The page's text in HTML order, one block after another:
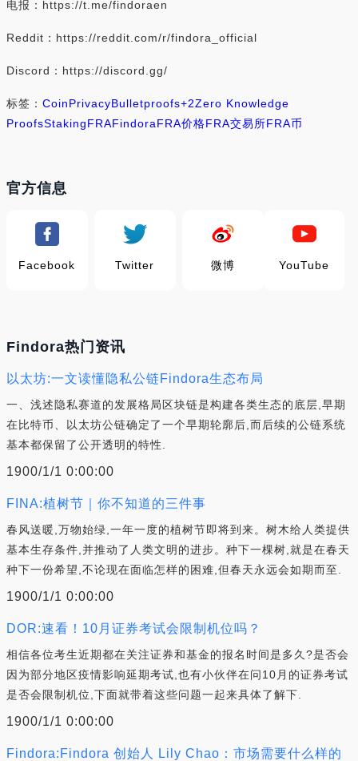
电报：https://t.me/findoraen
Reddit：https://reddit.com/r/findora_official
Discord：https://discord.gg/
标签： CoinPrivacyBulletproofs+2Zero Knowledge
ProofsStakingFRAFindoraFRA价格FRA交易所FRA币
官方信息
Facebook Twitter 微博 YouTube
Findora热门资讯
以太坊:一文读懂隐私公链Findora生态布局
一、浅述隐私赛道的发展格局区块链是构建各类生态的底层,早期
在比特币、以太坊公链确定了一个早期轮廓后,而后续的公链系统
基本都保留了公开透明的特性.
1900/1/1 0:00:00
FINA:植树节｜你不知道的三件事
春风送暖,万物始绿,一年一度的植树节即将到来。树木给人类提供
基本生存条件,并推动了人类文明的进步。种下一棵树,就是在春天
种下一份希望,不论现在面临怎样的困难,但春天永远会如期而至.
1900/1/1 0:00:00
DOR:速看！10月证券考试会限制机位吗？
相信各位考生近期都在关注证券和基金的报名时间是多久?是否会
因为部分地区疫情影响延期考试,也有小伙伴在问10月的证券考试
是否会限制机位,下面就带着这些问题一起来具体了解下.
1900/1/1 0:00:00
Findora:Findora 创始人 Lily Chao：市场需要什么样的